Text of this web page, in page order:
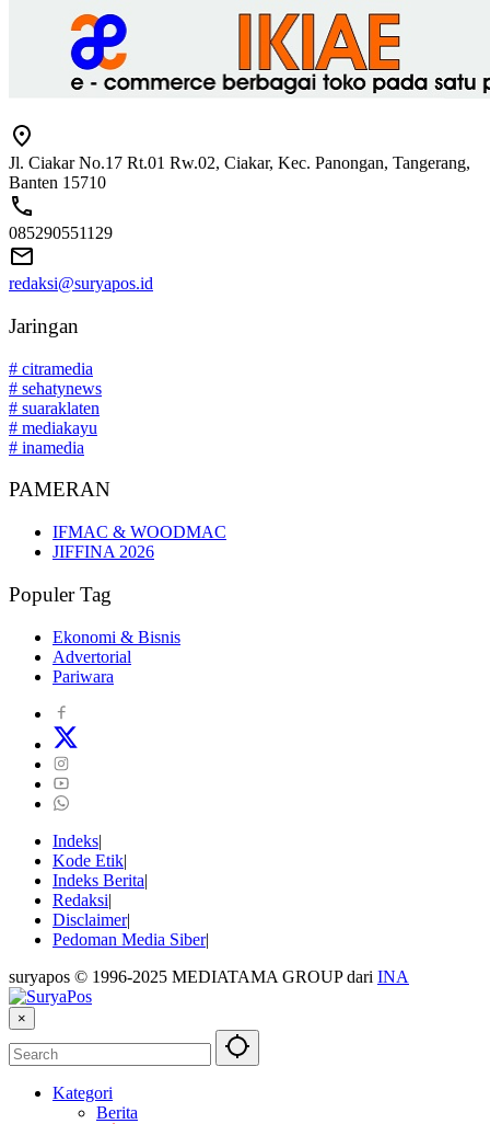
Jl. Ciakar No.17 Rt.01 Rw.02, Ciakar, Kec. Panongan, Tangerang,
Banten 15710
085290551129
redaksi@suryapos.id
Jaringan
# citramedia
# sehatynews
# suaraklaten
# mediakayu
# inamedia
PAMERAN
IFMAC & WOODMAC
JIFFINA 2026
Populer Tag
Ekonomi & Bisnis
Advertorial
Pariwara
Indeks
Kode Etik
Indeks Berita
Redaksi
Disclaimer
Pedoman Media Siber
suryapos © 1996-2025 MEDIATAMA GROUP dari INA
×
Kategori
Berita